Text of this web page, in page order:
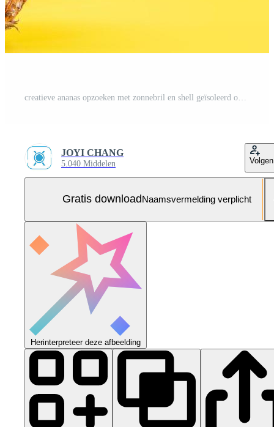
JOYI CHANG
5.040 Middelen Volgen
Gratis downloadNaamsvermelding verplicht
Herinterpreteer deze afbeelding